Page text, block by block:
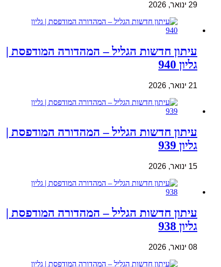
29 ינואר, 2026
עיתון חדשות הגליל – המהדורה המודפסת |
גליון 940
21 ינואר, 2026
עיתון חדשות הגליל – המהדורה המודפסת |
גליון 939
15 ינואר, 2026
עיתון חדשות הגליל – המהדורה המודפסת |
גליון 938
08 ינואר, 2026